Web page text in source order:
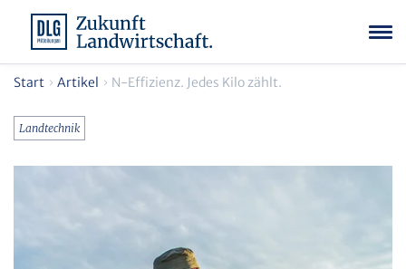
Start Artikel N-Effizienz. Jedes Kilo zählt.
Landtechnik